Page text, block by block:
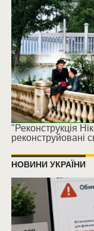
"Реконструкція
реконструйовані
НОВИНИ УКРАЇНИ